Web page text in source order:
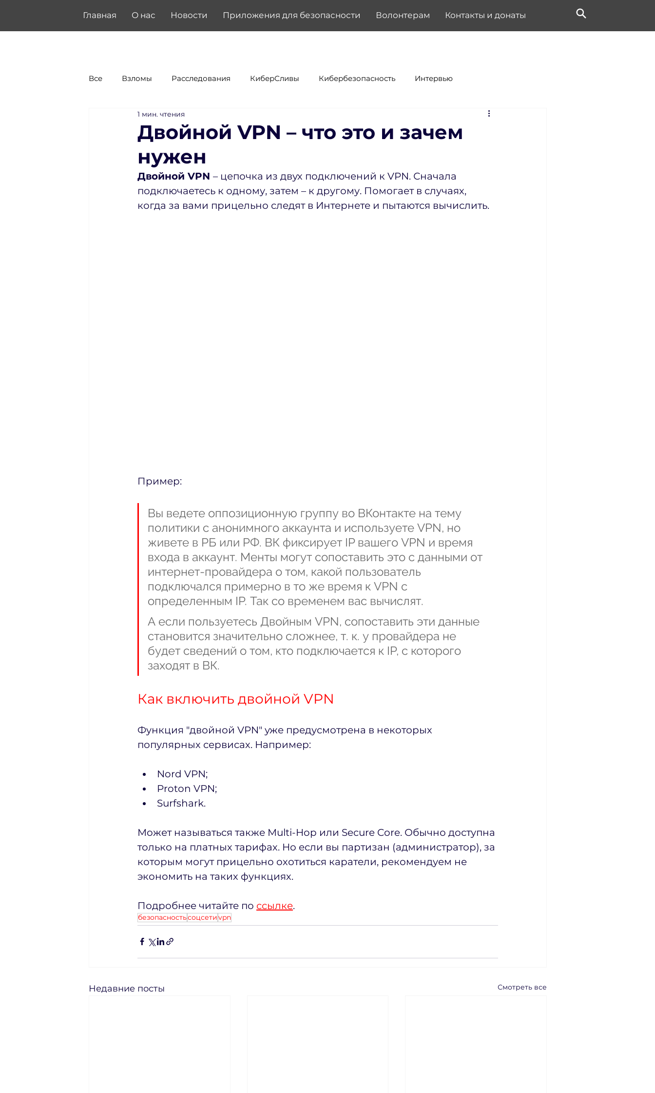
Главная О нас Новости Приложения для безопасности Волонтерам Контакты и донаты
Все Взломы Расследования КиберСливы Кибербезопасность Интервью
Двойной VPN – что это и зачем
нужен
1 мин. чтения
Двойной VPN – цепочка из двух подключений к VPN. Сначала
подключаетесь к одному, затем – к другому. Помогает в случаях,
когда за вами прицельно следят в Интернете и пытаются вычислить.
Пример:
Вы ведете оппозиционную группу во ВКонтакте на тему
политики с анонимного аккаунта и используете VPN, но
живете в РБ или РФ. ВК фиксирует IP вашего VPN и время
входа в аккаунт. Менты могут сопоставить это с данными от
интернет-провайдера о том, какой пользователь
подключался примерно в то же время к VPN с
определенным IP. Так со временем вас вычислят.
А если пользуетесь Двойным VPN, сопоставить эти данные
становится значительно сложнее, т. к. у провайдера не
будет сведений о том, кто подключается к IP, с которого
заходят в ВК.
Как включить двойной VPN
Функция "двойной VPN" уже предусмотрена в некоторых
популярных сервисах. Например:
Nord VPN;
Proton VPN;
Surfshark.
Может называться также Multi-Hop или Secure Core. Обычно доступна
только на платных тарифах. Но если вы партизан (администратор), за
которым могут прицельно охотиться каратели, рекомендуем не
экономить на таких функциях.
Подробнее читайте по ссылке.
безопасностьсоцсетиvpn
Недавние посты Смотреть все